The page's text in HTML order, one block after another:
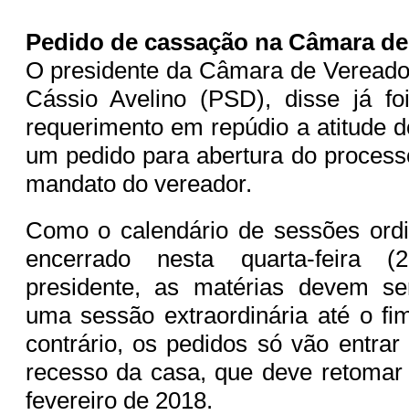
Pedido de cassação na Câmara
O presidente da Câmara de
Cássio Avelino (PSD), disse já
requerimento em repúdio a atitude
um pedido para abertura do
mandato do vereador.
Como o calendário de sessões
encerrado nesta quarta-feira
presidente, as matérias devem
uma sessão extraordinária até o
contrário, os pedidos só vão
recesso da casa, que deve
fevereiro de 2018.